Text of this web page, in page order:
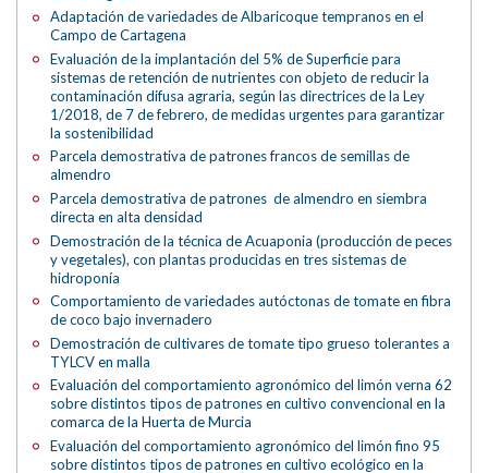
Adaptación de variedades de Albaricoque tempranos en el
Campo de Cartagena
Evaluación de la implantación del 5% de Superficie para
sistemas de retención de nutrientes con objeto de reducir la
contaminación difusa agraria, según las directrices de la Ley
1/2018, de 7 de febrero, de medidas urgentes para garantizar
la sostenibilidad
Parcela demostrativa de patrones francos de semillas de
almendro
Parcela demostrativa de patrones de almendro en siembra
directa en alta densidad
Demostración de la técnica de Acuaponia (producción de peces
y vegetales), con plantas producidas en tres sistemas de
hidroponía
Comportamiento de variedades autóctonas de tomate en fibra
de coco bajo invernadero
Demostración de cultivares de tomate tipo grueso tolerantes a
TYLCV en malla
Evaluación del comportamiento agronómico del limón verna 62
sobre distintos tipos de patrones en cultivo convencional en la
comarca de la Huerta de Murcia
Evaluación del comportamiento agronómico del limón fino 95
sobre distintos tipos de patrones en cultivo ecológico en la